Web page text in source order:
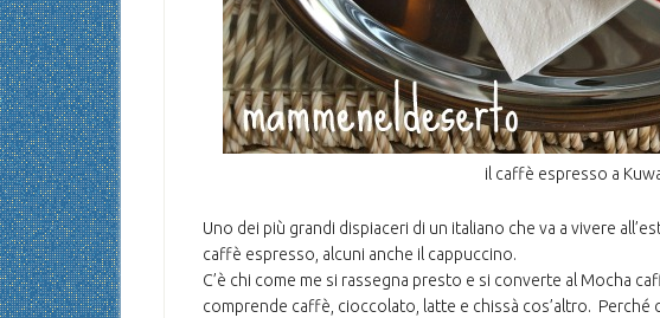
il caffè espresso a
Uno dei più grandi dispiaceri di un italiano che va a vivere
caffè espresso, alcuni anche il cappuccino.
C’è chi come me si rassegna presto e si converte al Mocha
comprende caffè, cioccolato, latte e chissà cos’altro. Perché